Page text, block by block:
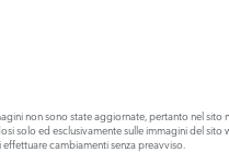
non sono state aggiornate, pertanto nel
solo ed esclusivamente sulle immagini del
cambiamenti senza preavviso.